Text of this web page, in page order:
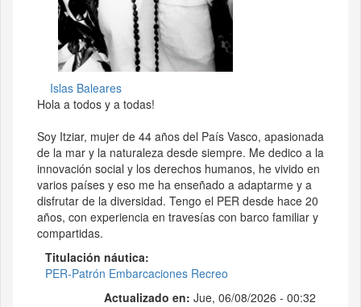
Islas Baleares
Hola a todos y a todas!
Soy Itziar, mujer de 44 años del País Vasco, apasionada
de la mar y la naturaleza desde siempre. Me dedico a la
innovación social y los derechos humanos, he vivido en
varios países y eso me ha enseñado a adaptarme y a
disfrutar de la diversidad. Tengo el PER desde hace 20
años, con experiencia en travesías con barco familiar y
compartidas.
Titulación náutica
PER-Patrón Embarcaciones Recreo
Actualizado en: Jue, 06/08/2026 - 00:32